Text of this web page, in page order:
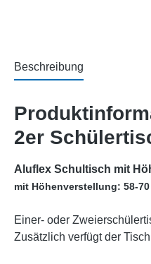
Beschreibung
2er
Aluflex Schultisch mit
mit Höhenverstellung: 58-
Einer- oder
Zusätzlich verfügt der